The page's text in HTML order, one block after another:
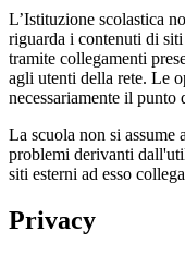
L’Istituzione scolastica
riguarda i contenuti di
tramite collegamenti
agli utenti della rete. Le
necessariamente il punto
La scuola non si assume
problemi derivanti
siti esterni ad esso
Privacy